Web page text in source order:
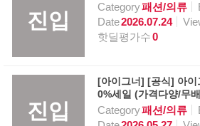
진입
Category패션/의류
Date2026.07.24
핫딜평가수0
진입
[아이그너] [공식] 아이
0%세일 (가격다양/무
Category패션/의류